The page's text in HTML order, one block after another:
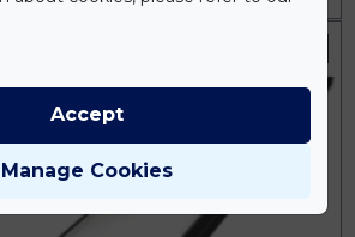
Manage Cookies
Accept